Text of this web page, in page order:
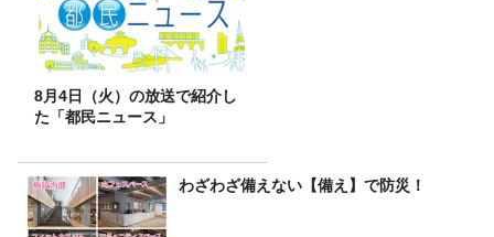
8月4日（火）の放送で紹介し
た「都民ニュース」
わざわざ備えない【備え】で防災！